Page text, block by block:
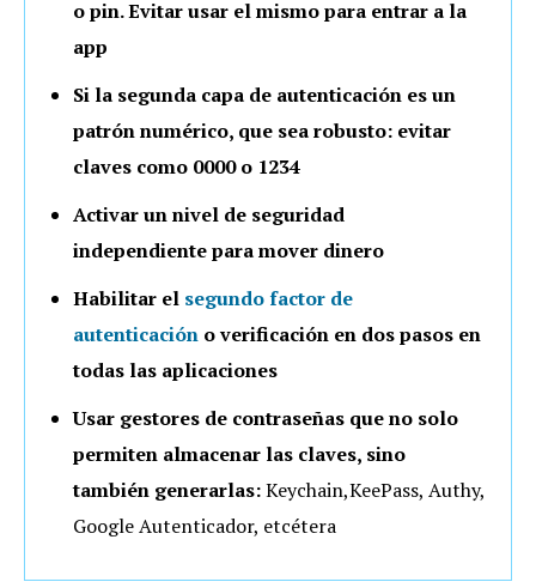
o pin. Evitar usar el mismo para entrar a la
app
Si la segunda capa de autenticación es un
patrón numérico, que sea robusto: evitar
claves como 0000 o 1234
Activar un nivel de seguridad
independiente para mover dinero
Habilitar el segundo factor de
autenticación o verificación en dos pasos en
todas las aplicaciones
Usar gestores de contraseñas que no solo
permiten almacenar las claves, sino
también generarlas:Keychain,KeePass, Authy,
Google Autenticador, etcétera